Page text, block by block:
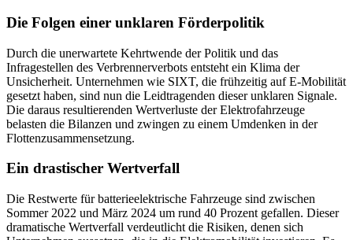
Die Folgen einer unklaren Förderpolitik
Durch die unerwartete Kehrtwende der Politik und das
Infragestellen des Verbrennerverbots entsteht ein Klima der
Unsicherheit. Unternehmen wie SIXT, die frühzeitig auf E-Mobilität
gesetzt haben, sind nun die Leidtragenden dieser unklaren Signale.
Die daraus resultierenden Wertverluste der Elektrofahrzeuge
belasten die Bilanzen und zwingen zu einem Umdenken in der
Flottenzusammensetzung.
Ein drastischer Wertverfall
Die Restwerte für batterieelektrische Fahrzeuge sind zwischen
Sommer 2022 und März 2024 um rund 40 Prozent gefallen. Dieser
dramatische Wertverfall verdeutlicht die Risiken, denen sich